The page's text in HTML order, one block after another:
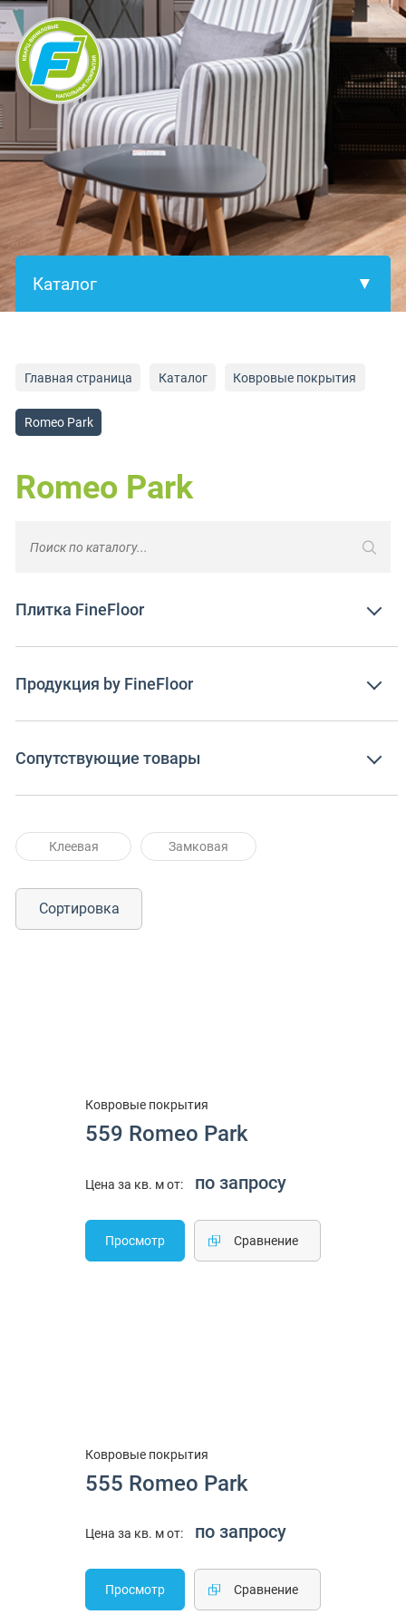
Главная страница Каталог Ковровые покрытия
Romeo Park
Romeo Park
Плитка FineFloor
Продукция by FineFloor
Сопутствующие товары
Клеевая Замковая
Сортировка
Ковровые покрытия
559 Romeo Park
Цена за кв. м от: по запросу
Просмотр Cравнение
Ковровые покрытия
555 Romeo Park
Цена за кв. м от: по запросу
Просмотр Cравнение
×